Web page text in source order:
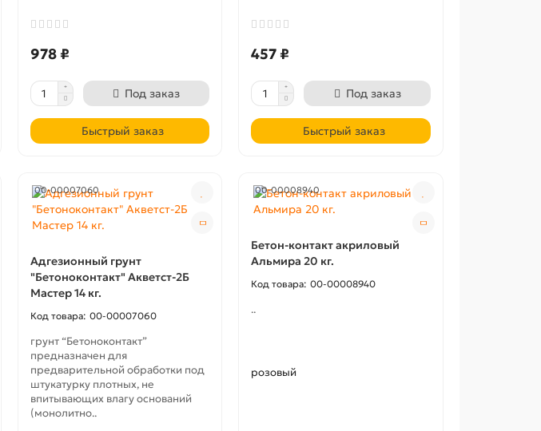
978 ₽
Под заказ
Быстрый заказ
457 ₽
Под заказ
Быстрый заказ
00-00007060
Адгезионный грунт
"Бетоноконтакт" Акветст-2Б
Мастер 14 кг.
00-00007060
грунт “Бетоноконтакт”
предназначен для
предварительной обработки под
штукатурку плотных, не
впитывающих влагу оснований
(монолитно..
00-00008940
Бетон-контакт акриловый
Альмира 20 кг.
00-00008940
..
розовый